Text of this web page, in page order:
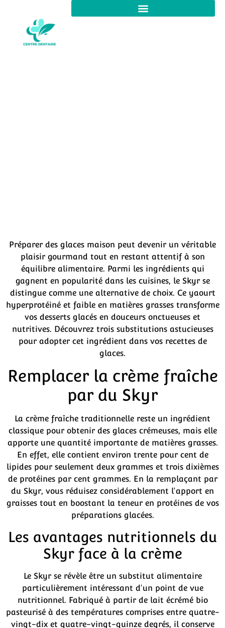
Préparer des glaces maison peut devenir un véritable
plaisir gourmand tout en restant attentif à son
équilibre alimentaire. Parmi les ingrédients qui
gagnent en popularité dans les cuisines, le Skyr se
distingue comme une alternative de choix. Ce yaourt
hyperprotéiné et faible en matières grasses transforme
vos desserts glacés en douceurs onctueuses et
nutritives. Découvrez trois substitutions astucieuses
pour adopter cet ingrédient dans vos recettes de
glaces.
Remplacer la crème fraîche
par du Skyr
La crème fraîche traditionnelle reste un ingrédient
classique pour obtenir des glaces crémeuses, mais elle
apporte une quantité importante de matières grasses.
En effet, elle contient environ trente pour cent de
lipides pour seulement deux grammes et trois dixièmes
de protéines par cent grammes. En la remplaçant par
du Skyr, vous réduisez considérablement l'apport en
graisses tout en boostant la teneur en protéines de vos
préparations glacées.
Les avantages nutritionnels du
Skyr face à la crème
Le Skyr se révèle être un substitut alimentaire
particulièrement intéressant d'un point de vue
nutritionnel. Fabriqué à partir de lait écrémé bio
pasteurisé à des températures comprises entre quatre-
vingt-dix et quatre-vingt-quinze degrés, il conserve